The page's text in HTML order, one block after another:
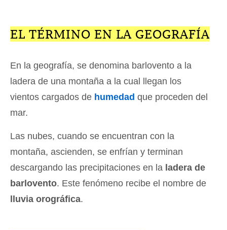
EL TÉRMINO EN LA GEOGRAFÍA
En la geografía, se denomina barlovento a la
ladera de una montaña a la cual llegan los
vientos cargados de humedad que proceden del
mar.
Las nubes, cuando se encuentran con la
montaña, ascienden, se enfrían y terminan
descargando las precipitaciones en la ladera de
barlovento. Este fenómeno recibe el nombre de
lluvia orográfica.